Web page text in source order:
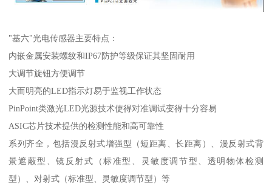
"基六"光电传感器主要特点：
内嵌金属安装螺纹和IP67防护等级保证其坚固耐用
大调节旋钮方便调节
大而明亮的LED指示灯易于监视工作状态
PinPoint类激光LED光源技术使得对准调试变得十分容易
ASIC芯片技术提供的检测性能和高可靠性
系列齐全，包括漫反射式增强型（短距离、长距离）、漫反射式背
景遮蔽型、镜反射式（标准型、灵敏度调节型、透明物体检测
型）、对射式（标准型、灵敏度调节型）等